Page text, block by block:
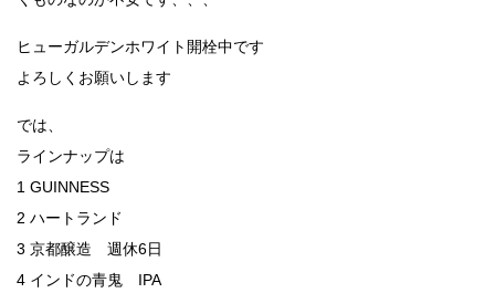
ヒューガルデンホワイト開栓中です
よろしくお願いします
では、
ラインナップは
1 GUINNESS
2 ハートランド
3 京都醸造 週休6日
4 インドの青鬼 IPA